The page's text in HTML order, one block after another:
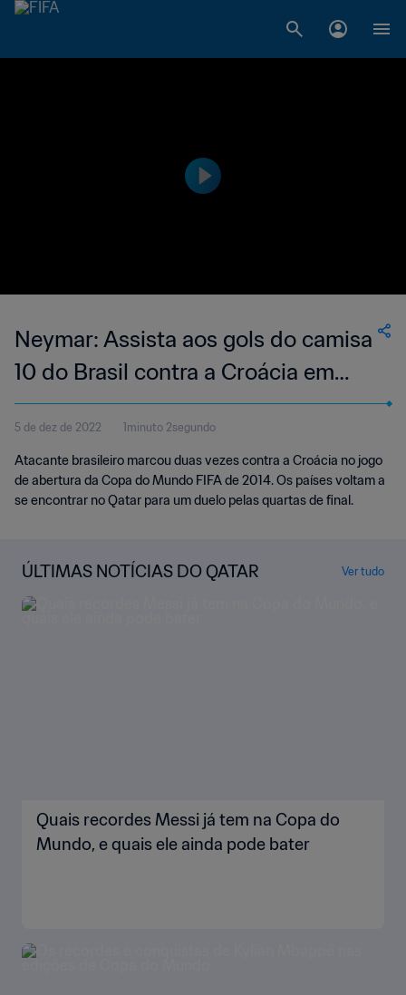
Neymar: Assista aos gols do camisa
10 do Brasil contra a Croácia em
2014
5 de dez de 2022 1minuto 2segundo
Atacante brasileiro marcou duas vezes contra a Croácia no jogo
de abertura da Copa do Mundo FIFA de 2014. Os países voltam a
se encontrar no Qatar para um duelo pelas quartas de final.
ÚLTIMAS NOTÍCIAS DO QATAR Ver tudo
Quais recordes Messi já tem na Copa do
Mundo, e quais ele ainda pode bater